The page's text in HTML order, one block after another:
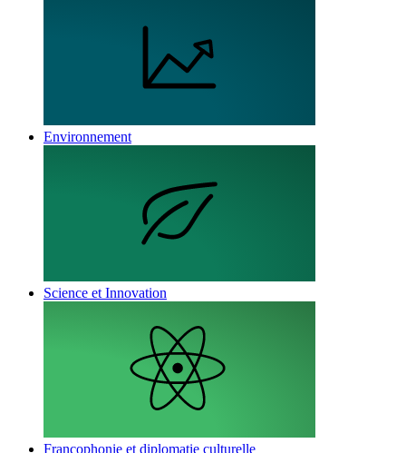
Environnement
Science et Innovation
Francophonie et diplomatie culturelle